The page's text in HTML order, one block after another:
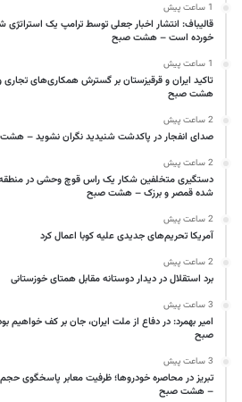
1 ساعت پیش
قالیباف: انتشار اخبار جعلی توسط ترامپ یک
خورده است – هشت صبح
1 ساعت پیش
تاکید ایران و قرقیزستان بر گسترش همکاری‌های
هشت صبح
2 ساعت پیش
صدای انفجار در پاکدشت شنیدید نگران نشوید –
2 ساعت پیش
دستگیری متخلفین شکار یک راس قوچ وحشی در
شده قمصر و برزک – هشت صبح
2 ساعت پیش
آمریکا تحریم‌های جدیدی علیه کوبا اعمال کرد
2 ساعت پیش
برد استقلال در دیدار دوستانه مقابل همتای خوزستانی
3 ساعت پیش
امیر بهمرد: در دفاع از ملت ایران، جان بر کف
صبح
3 ساعت پیش
تبریز در محاصره خودروها؛ ظرفیت معابر پاسخگوی
– هشت صبح